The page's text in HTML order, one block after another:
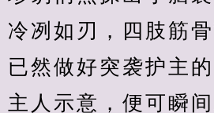
冷冽如刃，四肢筋骨
已然做好突袭护主
主人示意，便可瞬